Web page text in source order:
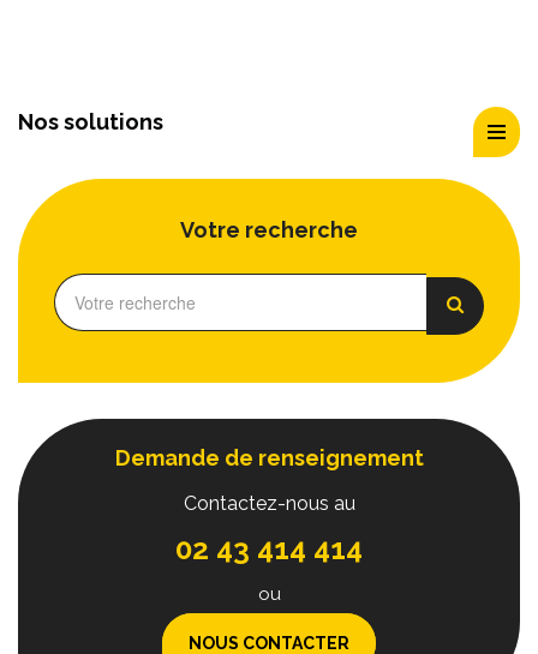
Nos solutions
Votre recherche
Demande de renseignement
Contactez-nous au
02 43 414 414
ou
NOUS CONTACTER